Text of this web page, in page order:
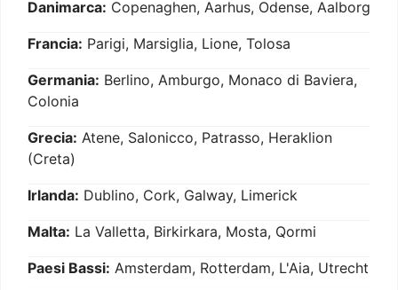
Danimarca: Copenaghen, Aarhus, Odense, Aalborg
Francia: Parigi, Marsiglia, Lione, Tolosa
Germania: Berlino, Amburgo, Monaco di Baviera,
Colonia
Grecia: Atene, Salonicco, Patrasso, Heraklion
(Creta)
Irlanda: Dublino, Cork, Galway, Limerick
Malta: La Valletta, Birkirkara, Mosta, Qormi
Paesi Bassi: Amsterdam, Rotterdam, L'Aia, Utrecht